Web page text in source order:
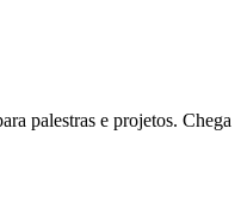
palestras e projetos. Chega